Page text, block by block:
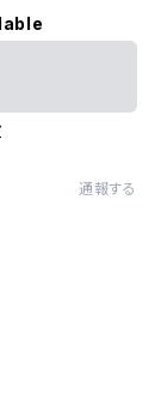
通報する